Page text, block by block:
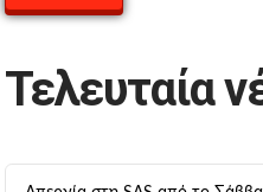
Τελευταία